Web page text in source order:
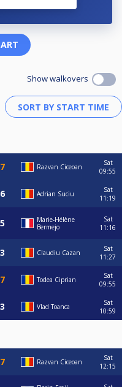
la fiecare etapă
de premiere al Finalei
general
la etapele de ligă
se poate extinde si pe
Show walkovers
Razvan Ciceoan
Sat
09:55
Adrian Suciu
Sat
11:19
Marie-Hélène
Bermejo
Sat
11:16
Claudiu Cazan
Sat
11:27
Todea Ciprian
Sat
09:55
Vlad Toanca
Sat
10:59
Razvan Ciceoan
Sat
12:15